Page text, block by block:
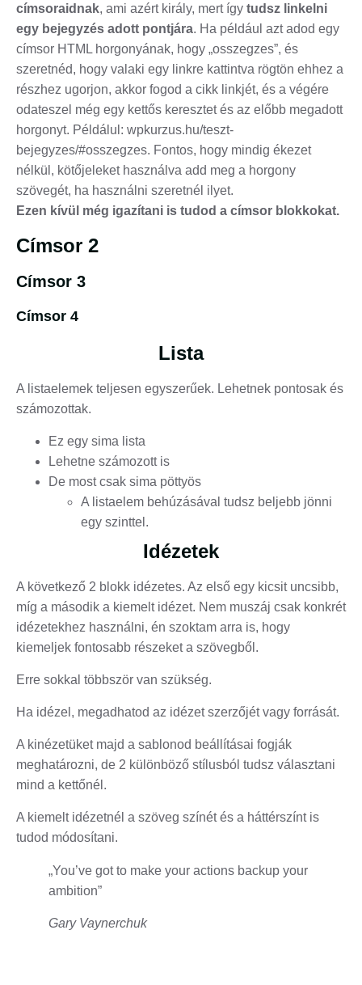
címsoraidnak, ami azért király, mert így tudsz linkelni
egy bejegyzés adott pontjára. Ha például azt adod egy
címsor HTML horgonyának, hogy „osszegzes”, és
szeretnéd, hogy valaki egy linkre kattintva rögtön ehhez a
részhez ugorjon, akkor fogod a cikk linkjét, és a végére
odateszel még egy kettős keresztet és az előbb megadott
horgonyt. Példálul: wpkurzus.hu/teszt-
bejegyzes/#osszegzes. Fontos, hogy mindig ékezet
nélkül, kötőjeleket használva add meg a horgony
szövegét, ha használni szeretnél ilyet.
Ezen kívül még igazítani is tudod a címsor blokkokat.
Címsor 2
Címsor 3
Címsor 4
Lista
A listaelemek teljesen egyszerűek. Lehetnek pontosak és
számozottak.
Ez egy sima lista
Lehetne számozott is
De most csak sima pöttyös
A listaelem behúzásával tudsz beljebb jönni
egy szinttel.
Idézetek
A következő 2 blokk idézetes. Az első egy kicsit uncsibb,
míg a második a kiemelt idézet. Nem muszáj csak konkrét
idézetekhez használni, én szoktam arra is, hogy
kiemeljek fontosabb részeket a szövegből.
Erre sokkal többször van szükség.
Ha idézel, megadhatod az idézet szerzőjét vagy forrását.
A kinézetüket majd a sablonod beállításai fogják
meghatározni, de 2 különböző stílusból tudsz választani
mind a kettőnél.
A kiemelt idézetnél a szöveg színét és a háttérszínt is
tudod módosítani.
„You’ve got to make your actions backup your
ambition”
Gary Vaynerchuk